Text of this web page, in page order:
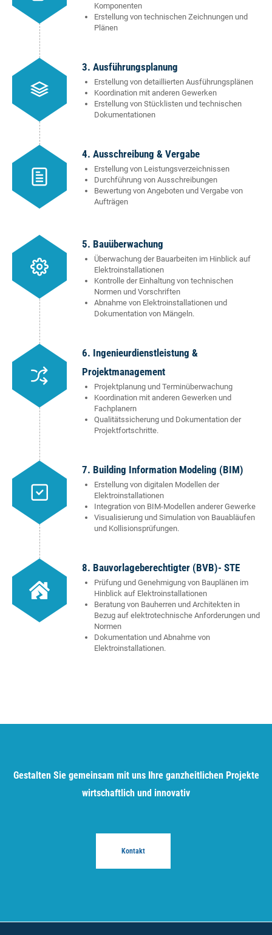
Komponenten
Erstellung von technischen Zeichnungen und
Plänen
3. Ausführungsplanung
Erstellung von detaillierten Ausführungsplänen
Koordination mit anderen Gewerken
Erstellung von Stücklisten und technischen
Dokumentationen
4. Ausschreibung & Vergabe
Erstellung von Leistungsverzeichnissen
Durchführung von Ausschreibungen
Bewertung von Angeboten und Vergabe von
Aufträgen
5. Bauüberwachung
Überwachung der Bauarbeiten im Hinblick auf
Elektroinstallationen
Kontrolle der Einhaltung von technischen
Normen und Vorschriften
Abnahme von Elektroinstallationen und
Dokumentation von Mängeln.
6. Ingenieurdienstleistung &
Projektmanagement
Projektplanung und Terminüberwachung
Koordination mit anderen Gewerken und
Fachplanern
Qualitätssicherung und Dokumentation der
Projektfortschritte.
7. Building Information Modeling (BIM)
Erstellung von digitalen Modellen der
Elektroinstallationen
Integration von BIM-Modellen anderer Gewerke
Visualisierung und Simulation von Bauabläufen
und Kollisionsprüfungen.
8. Bauvorlageberechtigter (BVB)- STE
Prüfung und Genehmigung von Bauplänen im
Hinblick auf Elektroinstallationen
Beratung von Bauherren und Architekten in
Bezug auf elektrotechnische Anforderungen und
Normen
Dokumentation und Abnahme von
Elektroinstallationen.
Gestalten Sie gemeinsam mit uns Ihre ganzheitlichen Projekte
wirtschaftlich und innovativ
Kontakt